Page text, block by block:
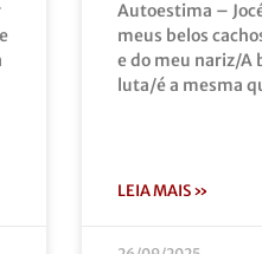
Autoestima –
meus belos
e do meu nariz/A
luta/é a mesma
LEIA MAIS »